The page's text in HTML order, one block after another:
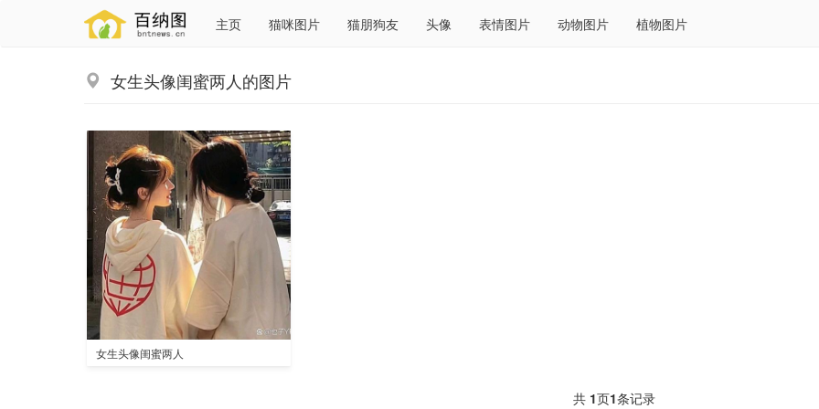
主页 猫咪图片 猫朋狗友 头像 表情图片 动物图片 植物图片
女生头像闺蜜两人的图片
女生头像闺蜜两人
共 1页1条记录